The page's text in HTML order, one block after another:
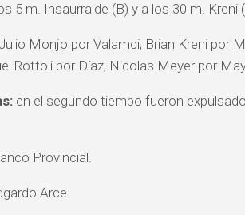
5 m. Insaurralde (B) y a los 30 m. Kreni
Monjo por Valamci, Brian Kreni por
Rottoli por Díaz, Nicolas Meyer por
en el segundo tiempo fueron
Provincial.
Arce.